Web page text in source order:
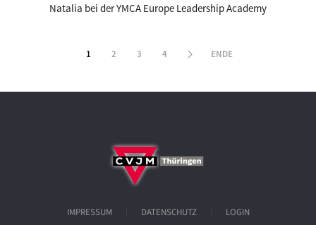
Natalia bei der YMCA Europe Leadership Academy
1 2 3 4 ENDE
IMPRESSUM DATENSCHUTZ LOGIN